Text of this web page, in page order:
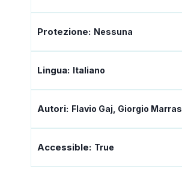
Protezione: Nessuna
Lingua: Italiano
Autori: Flavio Gaj, Giorgio Marras
Accessible: True